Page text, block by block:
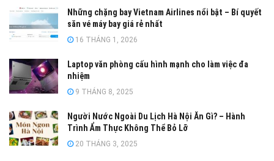
Những chặng bay Vietnam Airlines nổi bật – Bí quyết
săn vé máy bay giá rẻ nhất
16 THÁNG 1, 2026
Laptop văn phòng cấu hình mạnh cho làm việc đa
nhiệm
9 THÁNG 8, 2025
Người Nước Ngoài Du Lịch Hà Nội Ăn Gì? – Hành
Trình Ẩm Thực Không Thể Bỏ Lỡ
20 THÁNG 3, 2025